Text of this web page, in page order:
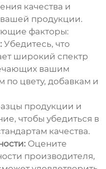
качества и
продукции.
факторы:
Убедитесь, что
широкий спектр
вашим
по цвету, добавкам и
продукции и
чтобы убедиться в
качества.
Оцените
производителя,